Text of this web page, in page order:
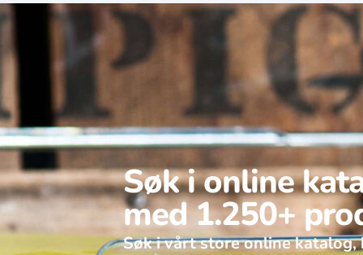
Søk i online
med 1.250+
Søk i vårt store online